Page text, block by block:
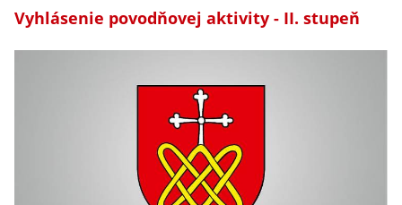
Vyhlásenie povodňovej aktivity - II. stupeň